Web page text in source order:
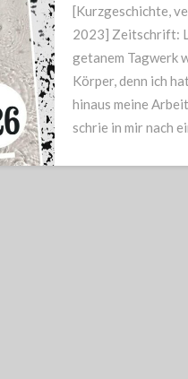
[Kurzgeschichte,
2023] Zeitschrift:
getanem Tagwerk
Körper, denn ich
hinaus meine
schrie in mir nach